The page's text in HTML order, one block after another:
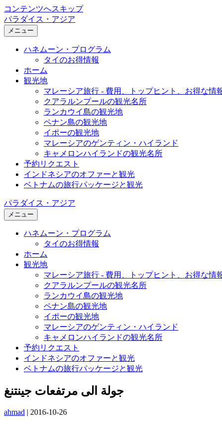
コンテンツへスキップ
パラダイス・アジア
メニュー
ハネムーン・プログラム
タイのお得情報
ホーム
観光地
マレーシア旅行 - 費用、トップヒント、お得な情
クアラルンプールの観光名所
ランカウイ島の観光地
ペナン島の観光地
イポーの観光地
マレーシアのゲンティン・ハイランド
キャメロンハイランドの観光名所
予約リクエスト
インドネシアのオファーと観光
ベトナムの旅行パッケージと観光
パラダイス・アジア
メニュー
ハネムーン・プログラム
タイのお得情報
ホーム
観光地
マレーシア旅行 - 費用、トップヒント、お得な情
クアラルンプールの観光名所
ランカウイ島の観光地
ペナン島の観光地
イポーの観光地
マレーシアのゲンティン・ハイランド
キャメロンハイランドの観光名所
予約リクエスト
インドネシアのオファーと観光
ベトナムの旅行パッケージと観光
جولة الى مرتفعات جينتنغ
ahmad | 2016-10-26